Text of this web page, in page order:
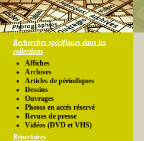
Recherches spécifiques dans les
collections
Affiches
Archives
Articles de périodiques
Dessins
Ouvrages
Photos en accés réservé
Revues de presse
Vidéos (DVD et VHS)
Répertoires